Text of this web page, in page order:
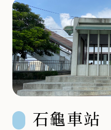
石龜車站